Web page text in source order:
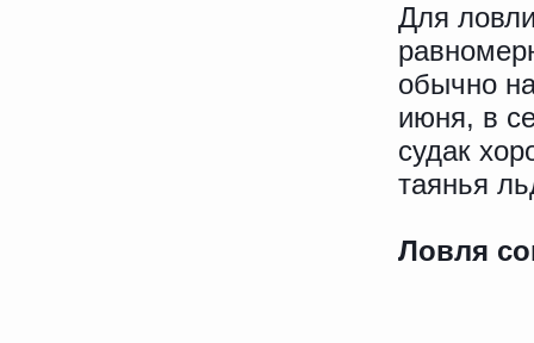
Для
обычно
июня, в
судак
таянья
Ловля